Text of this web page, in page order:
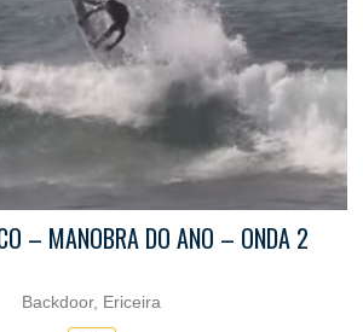
– MANOBRA DO ANO – ONDA 2
Backdoor, Ericeira